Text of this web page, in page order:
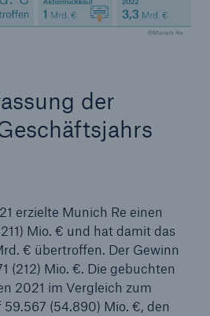
der
erzielte Munich Re einen
Mio. € und hat damit das
€ übertroffen. Der Gewinn
(212) Mio. €. Die gebuchten
2021 im Vergleich zum
(54.890) Mio. €, den
Wartezeit bis zur
in der BU-